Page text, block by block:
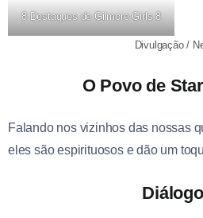
8 Destaques de Gilmore Girls 8
Divulgação /
O Povo de
Falando nos vizinhos das nossas
eles são espirituosos e dão um